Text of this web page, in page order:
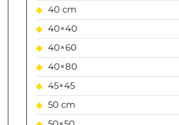
40 cm
40×40
40×60
40×80
45×45
50 cm